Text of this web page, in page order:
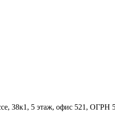
38к1, 5 этаж, офис 521,